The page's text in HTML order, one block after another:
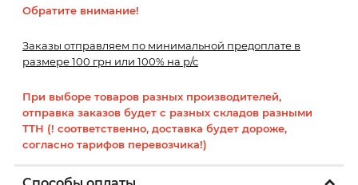
Обратите внимание!
Заказы отправляем по минимальной предоплате в
размере 100 грн или 100% на р/с
При выборе товаров разных производителей,
отправка заказов будет с разных складов разными
ТТН (! соответственно, доставка будет дороже,
согласно тарифов перевозчика!)